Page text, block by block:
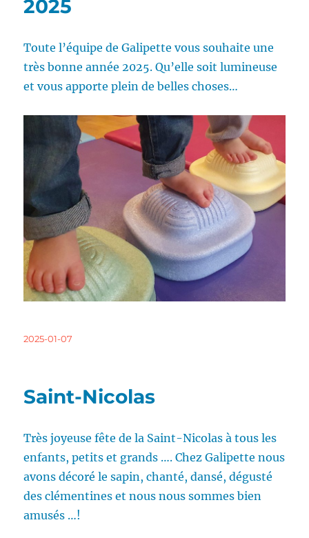
2025
Toute l’équipe de Galipette vous souhaite une
très bonne année 2025. Qu’elle soit lumineuse
et vous apporte plein de belles choses…
Publié
2025-01-07
Saint-Nicolas
Très joyeuse fête de la Saint-Nicolas à tous les
enfants, petits et grands …. Chez Galipette nous
avons décoré le sapin, chanté, dansé, dégusté
des clémentines et nous nous sommes bien
amusés …!